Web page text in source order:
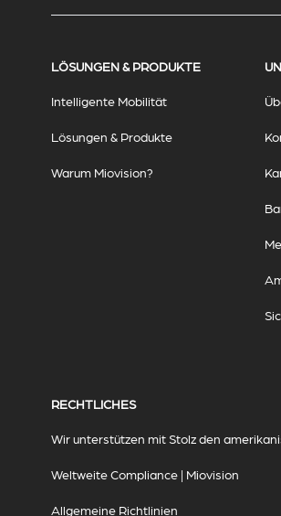
LÖSUNGEN & PRODUKTE
Intelligente Mobilität
Lösungen & Produkte
Warum Miovision?
RECHTLICHES
Wir unterstützen mit Stolz den
Weltweite Compliance | Miovision
Allgemeine Richtlinien